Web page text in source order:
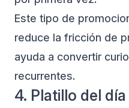
Este tipo de
reduce la fricción de
ayuda a convertir
recurrentes.
4. Platillo del